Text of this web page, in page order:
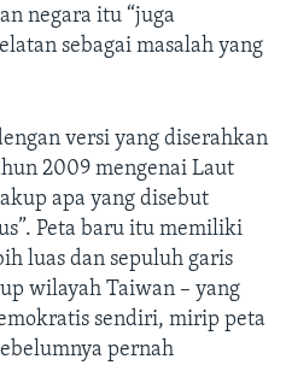
negara itu “juga
sebagai masalah yang
versi yang diserahkan
2009 mengenai Laut
apa yang disebut
Peta baru itu memiliki
luas dan sepuluh garis
wilayah Taiwan – yang
sendiri, mirip peta
pernah